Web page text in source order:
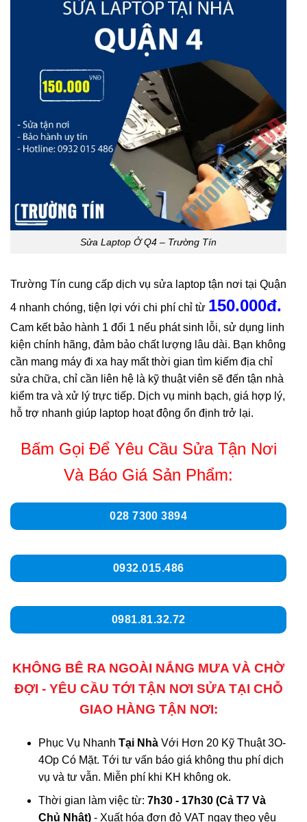
Sửa Laptop Ở Q4 – Trường Tín
Trường Tín cung cấp dịch vụ sửa laptop tận nơi tại Quận
4 nhanh chóng, tiện lợi với chi phí chỉ từ 150.000đ.
Cam kết bảo hành 1 đổi 1 nếu phát sinh lỗi, sử dụng linh
kiện chính hãng, đảm bảo chất lượng lâu dài. Bạn không
cần mang máy đi xa hay mất thời gian tìm kiếm địa chỉ
sửa chữa, chỉ cần liên hệ là kỹ thuật viên sẽ đến tận nhà
kiểm tra và xử lý trực tiếp. Dịch vụ minh bạch, giá hợp lý,
hỗ trợ nhanh giúp laptop hoạt động ổn định trở lại.
Bấm Gọi Để Yêu Cầu Sửa Tận Nơi
Và Báo Giá Sản Phẩm:
028 7300 3894
0932.015.486
0981.81.32.72
KHÔNG BÊ RA NGOÀI NẮNG MƯA VÀ CHỜ
ĐỢI - YÊU CẦU TỚI TẬN NƠI SỬA TẠI CHỖ
GIAO HÀNG TẬN NƠI:
Phục Vụ Nhanh Tại NhàVới Hơn 20 Kỹ Thuật 3O-
4Op Có Mặt. Tới tư vấn báo giá không thu phí dịch
vụ và tư vẫn. Miễn phí khi KH không ok.
Thời gian làm việc từ: 7h30 - 17h30 (Cả T7 Và
Chủ Nhật)- Xuất hóa đơn đỏ VAT ngay theo yêu